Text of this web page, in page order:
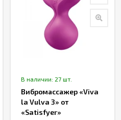
В наличии: 27 шт.
Вибромассажер «Viva
la Vulva 3» от
«Satisfyer»